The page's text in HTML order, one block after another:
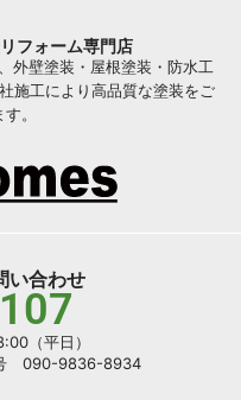
フォーム専門店
外壁塗装・屋根塗装・防水工
施工により高品質な塗装をご
。
い合わせ
（平日）
090-9836-8934